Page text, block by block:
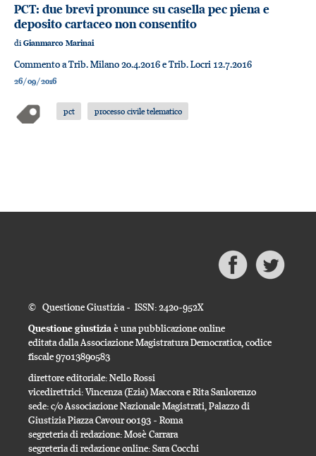
PCT: due brevi pronunce su casella pec piena e
deposito cartaceo non consentito
di Gianmarco Marinai
Commento a Trib. Milano 20.4.2016 e Trib. Locri 12.7.2016
26/09/2016
pct processo civile telematico
© Questione Giustizia - ISSN: 2420-952X
Questione giustizia è una pubblicazione online
editata dalla Associazione Magistratura Democratica, codice
fiscale 97013890583
direttore editoriale: Nello Rossi
vicedirettrici: Vincenza (Ezia) Maccora e Rita Sanlorenzo
sede: c/o Associazione Nazionale Magistrati, Palazzo di
Giustizia Piazza Cavour 00193 - Roma
segreteria di redazione: Mosè Carrara
segreteria di redazione online: Sara Cocchi